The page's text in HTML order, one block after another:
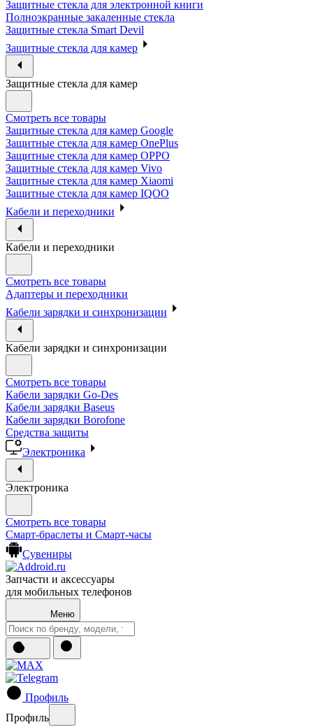
Защитные стекла для электронной книги
Полноэкранные закаленные стекла
Защитные стекла Smart Devil
Защитные стекла для камер
Защитные стекла для камер
Смотреть все товары
Защитные стекла для камер Google
Защитные стекла для камер OnePlus
Защитные стекла для камер OPPO
Защитные стекла для камер Vivo
Защитные стекла для камер Xiaomi
Защитные стекла для камер IQOO
Кабели и переходники
Кабели и переходники
Смотреть все товары
Адаптеры и переходники
Кабели зарядки и синхронизации
Кабели зарядки и синхронизации
Смотреть все товары
Кабели зарядки Go-Des
Кабели зарядки Baseus
Кабели зарядки Borofone
Средства защиты
Электроника
Электроника
Смотреть все товары
Смарт-браслеты и Смарт-часы
Сувениры
Запчасти и аксессуары
для мобильных телефонов
Меню
Профиль
Профиль